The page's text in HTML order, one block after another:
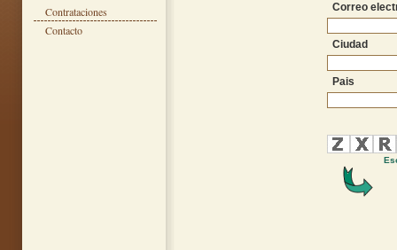
Correo
Ciudad
Pais
Contrataciones
Contacto